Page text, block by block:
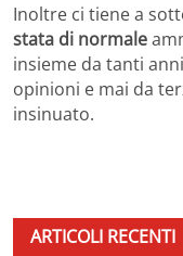
Inoltre ci tiene a
stata di normale
insieme da tanti
opinioni e mai da
insinuato.
ARTICOLI RECENTI